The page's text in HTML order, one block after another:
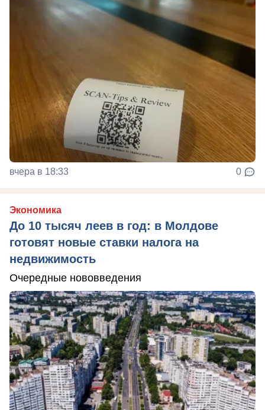
вчера в 18:33 0
Экономика
До 10 тысяч леев в год: в Молдове
готовят новые ставки налога на
недвижимость
Очередные нововведения